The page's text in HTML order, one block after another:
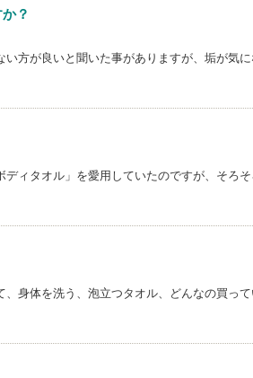
？
い方が良いと聞いた事がありますが、垢が気
ディタオル」を愛用していたのですが、そろ
、身体を洗う、泡立つタオル、どんなの買っ